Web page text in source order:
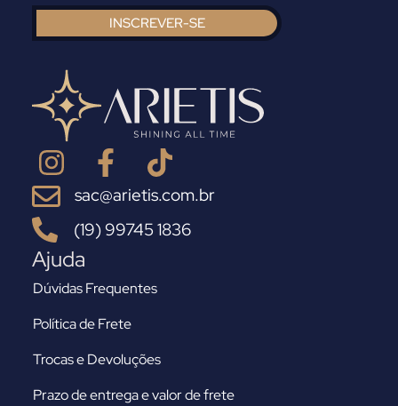
INSCREVER-SE
sac@arietis.com.br
(19) 99745 1836
Ajuda
Dúvidas Frequentes
Política de Frete
Trocas e Devoluções
Prazo de entrega e valor de frete